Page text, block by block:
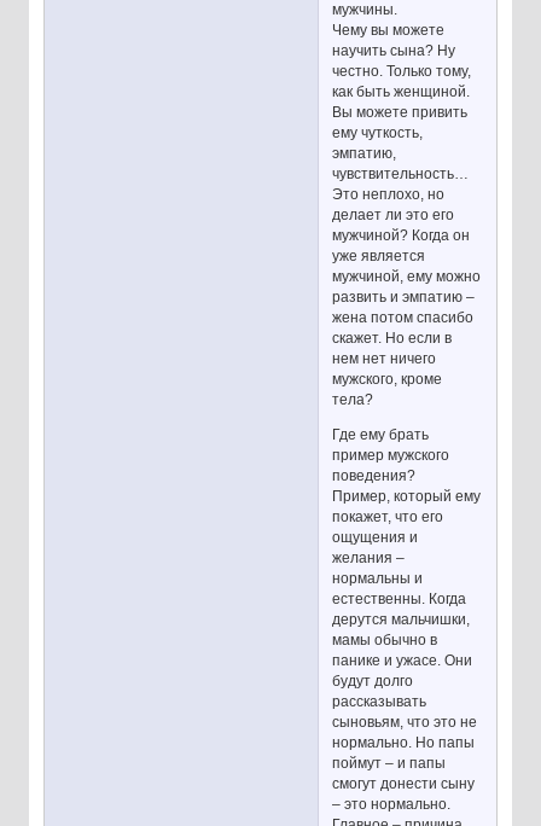
мужчины.
Чему вы можете
научить сына? Ну
честно. Только тому,
как быть женщиной.
Вы можете привить
ему чуткость,
эмпатию,
чувствительность…
Это неплохо, но
делает ли это его
мужчиной? Когда он
уже является
мужчиной, ему можно
развить и эмпатию –
жена потом спасибо
скажет. Но если в
нем нет ничего
мужского, кроме
тела?
Где ему брать
пример мужского
поведения?
Пример, который ему
покажет, что его
ощущения и
желания –
нормальны и
естественны. Когда
дерутся мальчишки,
мамы обычно в
панике и ужасе. Они
будут долго
рассказывать
сыновьям, что это не
нормально. Но папы
поймут – и папы
смогут донести сыну
– это нормально.